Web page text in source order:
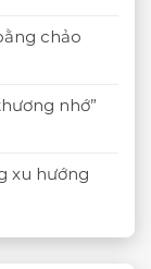
chảo
nhớ”
xu hướng